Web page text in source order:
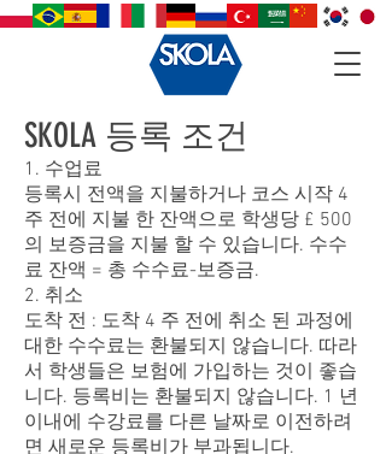
SKOLA 등록 조건
1. 수업료
등록시 전액을 지불하거나 코스 시작 4
주 전에 지불 한 잔액으로 학생당 £ 500
의 보증금을 지불 할 수 있습니다. 수수
료 잔액 = 총 수수료-보증금.
2. 취소
도착 전 : 도착 4 주 전에 취소 된 과정에
대한 수수료는 환불되지 않습니다. 따라
서 학생들은 보험에 가입하는 것이 좋습
니다. 등록비는 환불되지 않습니다. 1 년
이내에 수강료를 다른 날짜로 이전하려
면 새로운 등록비가 부과됩니다.